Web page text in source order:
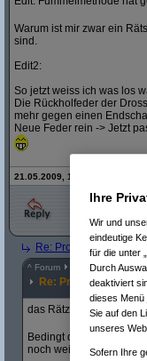
Warum ist mir zwar ein
sind.
Edit2:
So jetzt weiss ich was los
Die Rückholfeder der
mehr gegen einen
Neue Feder rein -> Jetzt
21.05.2009, 13:09 Uhr -
Re: Problem mit Motor
^ Forum Auto & Motorrad
Re: Problem mit
das Rätzel ist relativ
Bedingt durch die
noch weiter ab, und
Ihre
Wir und
eindeutige
für die unter
Durch
deaktiviert
dieses Menü
Sie auf den
unseres
Sofern Ihre